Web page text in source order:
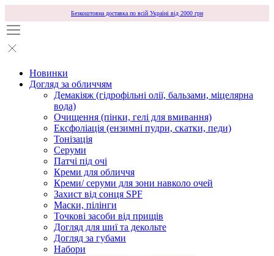
Безкоштовна доставка по всій Україні від 2000 грн
Новинки
Догляд за обличчям
Демакіяж (гідрофільні олії, бальзами, міцелярна
вода)
Очищення (пінки, гелі для вмивання)
Ексфоліація (ензимні пудри, скатки, педи)
Тонізація
Серуми
Патчі під очі
Креми для обличчя
Креми/ серуми для зони навколо очей
Захист від сонця SPF
Маски, пілінги
Точкові засоби від прищів
Догляд для шиї та декольте
Догляд за губами
Набори